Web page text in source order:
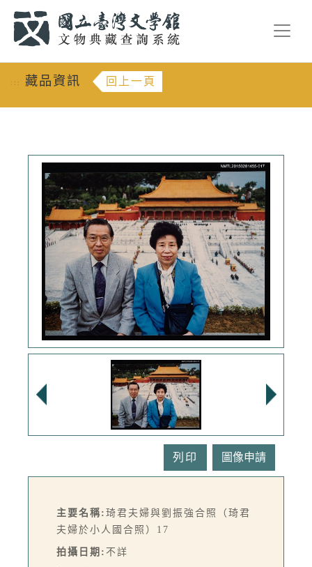
::: 藏品資訊 回上一頁
列印
主要名稱: 琦君夫婦與劉振強合照（琦君
夫婦於小人國合照）17
拍攝日期: 不詳